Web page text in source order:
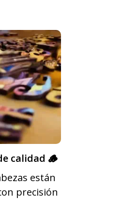
calidad 🪵
están
precisión